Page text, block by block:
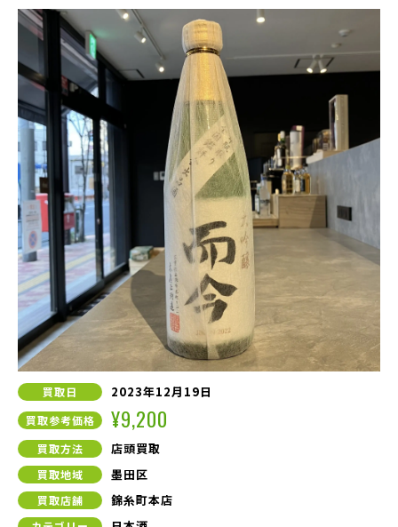
買取日 2023年12月19日
買取参考価格 ¥9,200
買取方法 店頭買取
買取地域 墨田区
買取店舗 錦糸町本店